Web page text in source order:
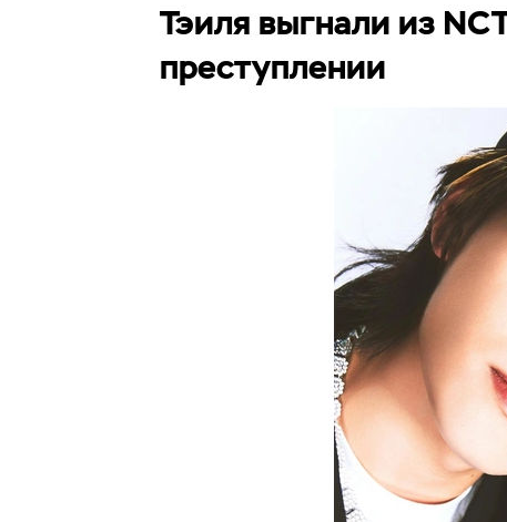
Тэиля выгнали из
преступлении